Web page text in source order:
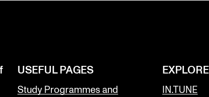
USEFUL PAGES
Study Programmes and
IN.TUNE